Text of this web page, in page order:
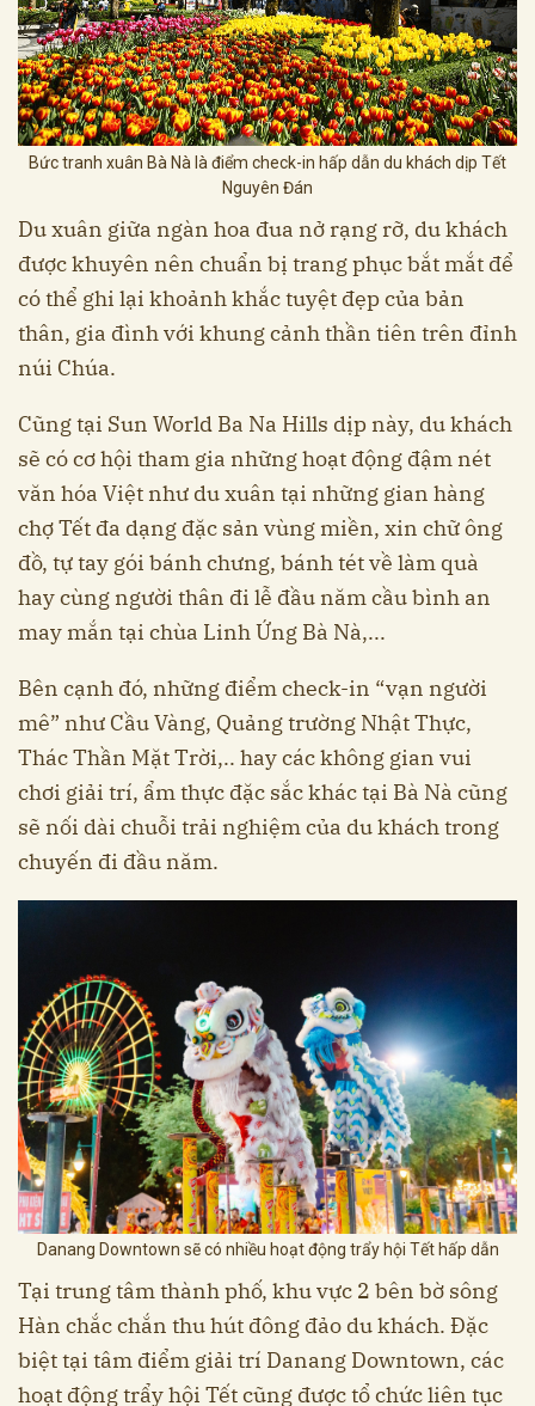
Bức tranh xuân Bà Nà là điểm check-in hấp dẫn du khách dịp Tết
Nguyên Đán
Du xuân giữa ngàn hoa đua nở rạng rỡ, du khách
được khuyên nên chuẩn bị trang phục bắt mắt để
có thể ghi lại khoảnh khắc tuyệt đẹp của bản
thân, gia đình với khung cảnh thần tiên trên đỉnh
núi Chúa.
Cũng tại Sun World Ba Na Hills dịp này, du khách
sẽ có cơ hội tham gia những hoạt động đậm nét
văn hóa Việt như du xuân tại những gian hàng
chợ Tết đa dạng đặc sản vùng miền, xin chữ ông
đồ, tự tay gói bánh chưng, bánh tét về làm quà
hay cùng người thân đi lễ đầu năm cầu bình an
may mắn tại chùa Linh Ứng Bà Nà,...
Bên cạnh đó, những điểm check-in “vạn người
mê” như Cầu Vàng, Quảng trường Nhật Thực,
Thác Thần Mặt Trời,.. hay các không gian vui
chơi giải trí, ẩm thực đặc sắc khác tại Bà Nà cũng
sẽ nối dài chuỗi trải nghiệm của du khách trong
chuyến đi đầu năm.
Danang Downtown sẽ có nhiều hoạt động trẩy hội Tết hấp dẫn
Tại trung tâm thành phố, khu vực 2 bên bờ sông
Hàn chắc chắn thu hút đông đảo du khách. Đặc
biệt tại tâm điểm giải trí Danang Downtown, các
hoạt động trẩy hội Tết cũng được tổ chức liên tục